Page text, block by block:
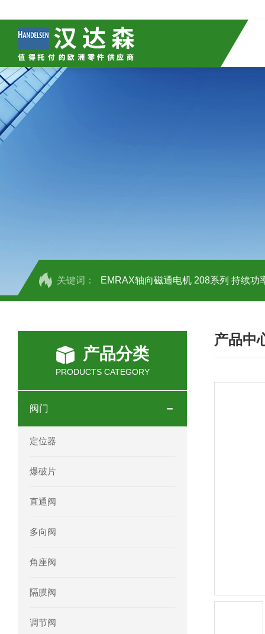
关键词： EMRAX轴向磁通电机 208系列 持续功
OEMER三相同步电机MTES 132SB/2
OEMER三相同步电机MTES 160MA/2
OEMER电机QLS 180M环保农业领域
产品分类
PRODUCTS CATEGORY
阀门
定位器
爆破片
直通阀
多向阀
角座阀
隔膜阀
调节阀
产品中